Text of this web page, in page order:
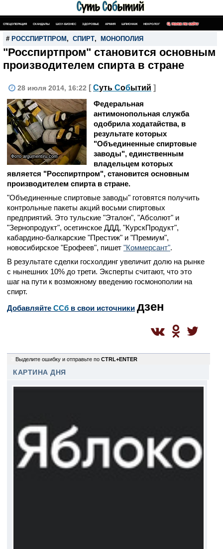
СПЕЦОПЕРАЦИЯ СКАНДАЛЫ ШОУ-БИЗНЕС ЗДОРОВЬЕ АРМИЯ ШПИОНАЖ НЕКРОЛОГ ПОИСК ПО САЙТУ
# РОССПИРТПРОМ , СПИРТ, МОНОПОЛИЯ
"Росспиртпром" становится основным
производителем спирта в стране
28 июля 2014, 16:22 [ Суть Событий ]
Фото argumentiru.com
Федеральная
антимонопольная служба
одобрила ходатайства, в
результате которых
"Объединенные спиртовые
заводы", единственным
владельцем которых
является "Росспиртпром", становится основным
производителем спирта в стране.
"Объединенные спиртовые заводы" готовятся получить
контрольные пакеты акций восьми спиртовых
предприятий. Это тульские "Эталон", "Абсолют" и
"Зернопродукт", осетинское ДДД, "КурскПродукт",
кабардино-балкарские "Престиж" и "Премиум",
новосибирское "Ерофеев", пишет "Коммерсант".
В результате сделки госхолдинг увеличит долю на рынке
с нынешних 10% до трети. Эксперты считают, что это
шаг на пути к возможному введению госмонополии на
спирт.
Добавляйте CСб в свои источники дзен
Выделите ошибку и отправьте по CTRL+ENTER
КАРТИНА ДНЯ